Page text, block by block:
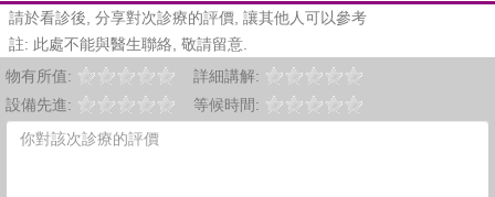
請於看診後, 分享對次診療的評價, 讓其他人可以參考
註: 此處不能與醫生聯絡, 敬請留意.
物有所值:
詳細講解:
設備先進:
等候時間: